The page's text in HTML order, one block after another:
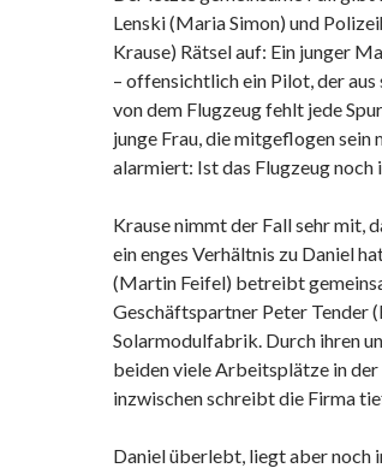
Lenski (Maria Simon) und
Krause) Rätsel auf: Ein junger
– offensichtlich ein Pilot, der
von dem Flugzeug fehlt jede
junge Frau, die mitgeflogen sein
alarmiert: Ist das Flugzeug noch
Krause nimmt der Fall sehr mit,
ein enges Verhältnis zu Daniel
(Martin Feifel) betreibt
Geschäftspartner Peter Tender
Solarmodulfabrik. Durch ihren
beiden viele Arbeitsplätze in
inzwischen schreibt die Firma
Daniel überlebt, liegt aber noch